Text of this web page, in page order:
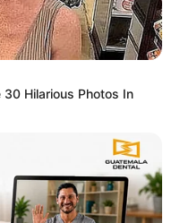
Hilarious Photos In